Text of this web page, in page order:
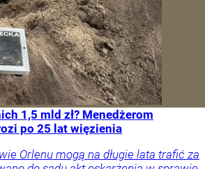
1,5 mld zł? Menedżerom
po 25 lat więzienia
Orlenu mogą na długie lata trafić za